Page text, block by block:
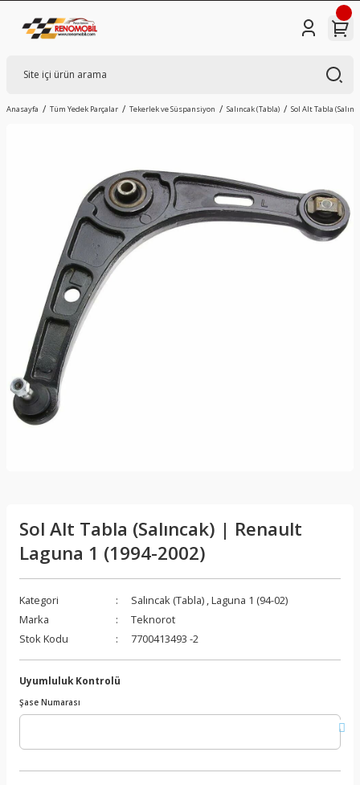
Anasayfa Tüm Yedek Parçalar Tekerlek ve Süspansiyon Salıncak (Tabla) Sol Alt Tabla
Sol Alt Tabla (Salıncak) | Renault
Laguna 1 (1994-2002)
Kategori Salıncak (Tabla) ,Laguna 1 (94-02)
Marka
Teknorot
Stok Kodu
7700413493 -2
Uyumluluk Kontrolü
Şase Numarası